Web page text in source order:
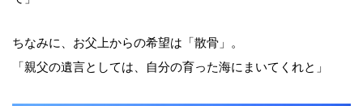
ちなみに、お父上からの希望は「散骨」。
「親父の遺言としては、自分の育った海にまいてくれと」